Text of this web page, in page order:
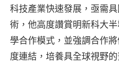
科技產業快速發展，亟需
術，他高度讚賞明新科大
學合作模式，並強調合作
度連結，培養具全球視野的